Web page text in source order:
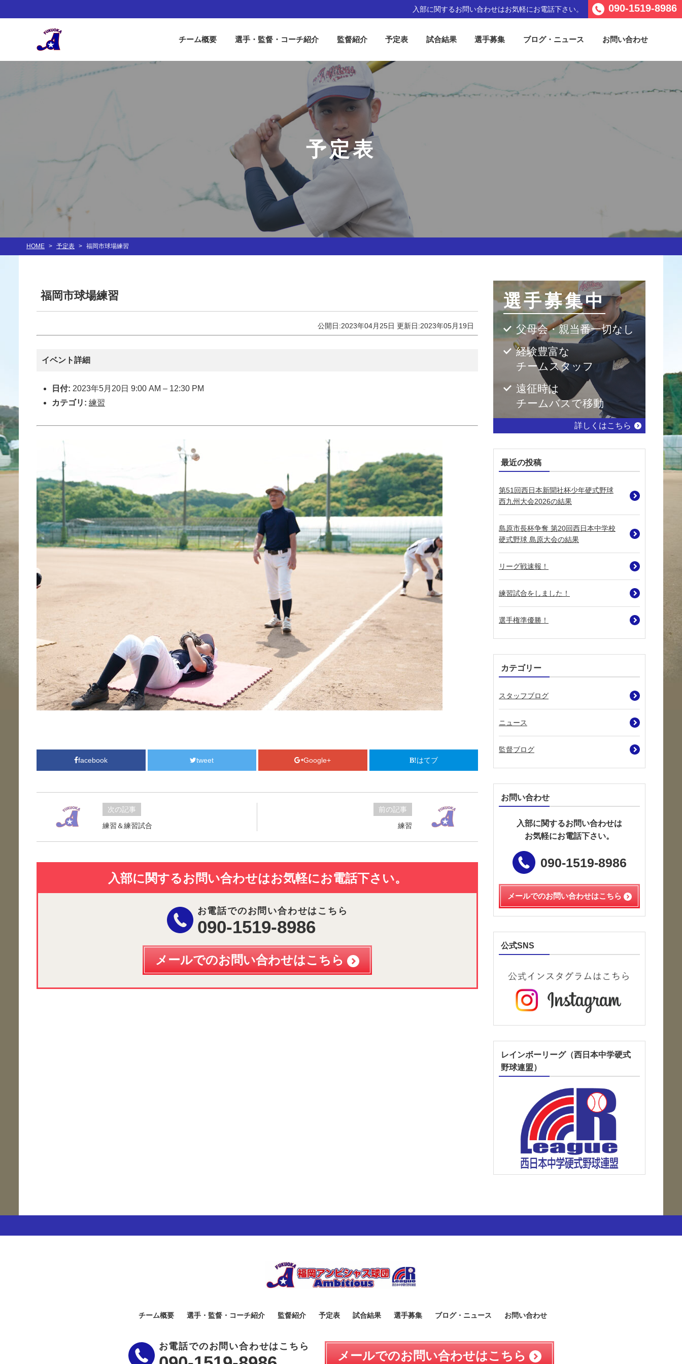
入部に関するお問い合わせはお気軽にお電話下さい。 090-1519-8986
チーム概要 選手・監督・コーチ紹介 監督紹介 予定表 試合結果 選手募集 ブログ・ニュース お問い合わせ
予定表
HOME > 予定表 > 福岡市球場練習
福岡市球場練習
公開日:2023年04月25日 更新日:2023年05月19日
イベント詳細
日付: 2023年5月20日 9:00 AM – 12:30 PM
カテゴリ: 練習
facebook tweet Google+ はてブ
次の記事
練習＆練習試合
前の記事
練習
入部に関するお問い合わせはお気軽にお電話下さい。
お電話でのお問い合わせはこちら
090-1519-8986
メールでのお問い合わせはこちら
選手募集中
父母会・親当番一切なし
経験豊富な
チームスタッフ
遠征時は
チームバスで移動
詳しくはこちら
最近の投稿
第51回西日本新聞社杯少年硬式野球
西九州大会2026の結果
島原市長杯争奪 第20回西日本中学校
硬式野球 島原大会の結果
リーグ戦速報！
練習試合をしました！
選手権準優勝！
カテゴリー
スタッフブログ
ニュース
監督ブログ
お問い合わせ
入部に関するお問い合わせは
お気軽にお電話下さい。
090-1519-8986
メールでのお問い合わせはこちら
公式SNS
レインボーリーグ（西日本中学硬式
野球連盟）
チーム概要 選手・監督・コーチ紹介 監督紹介 予定表 試合結果 選手募集 ブログ・ニュース お問い合わせ
お電話でのお問い合わせはこちら
メールでのお問い合わせはこちら